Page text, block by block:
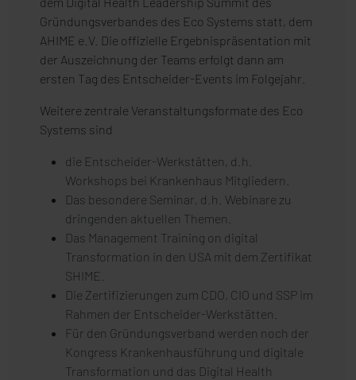
Gründungsverbandes des Eco Systems statt, dem
AHIME e.V. Die offizielle Ergebnispräsentation mit
der Auszeichnung der Teams erfolgt dann am
ersten Tag des Entscheider-Events im Folgejahr.
Weitere zentrale Veranstaltungsformate des Eco
Systems sind
die Entscheider-Werkstätten, d.h.
Workshops bei Krankenhaus Mitgliedern.
Das besondere Seminar, d.h. Webinare zu
dringenden aktuellen Themen.
Das Management Training on digital
Transformation in den USA mit dem Zertifikat
SHIME.
Die Zertifizierungen zum CDO, CIO und SSP im
Rahmen der Entscheider-Werkstätten.
Für den Gründungsverband werden noch der
Kongress Krankenhausführung und digitale
Transformation und das Digital Health